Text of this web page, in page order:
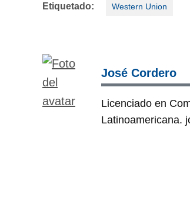
Etiquetado: Western Union
José Cordero
Licenciado en
Latinoamericana.